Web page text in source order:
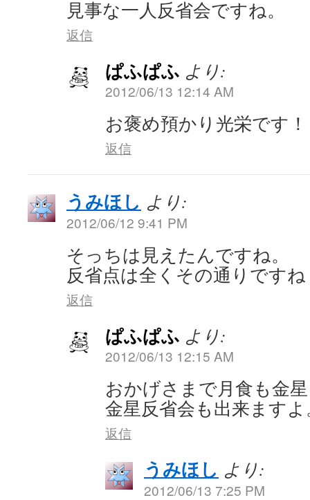
見事な一人反省会ですね。
返信
ぱふぱふ より:
2012/06/13 12:14 AM
お褒め預かり光栄です！
返信
うみほし より:
2012/06/12 9:41 PM
そっちは見えたんですね。
反省点は全くその通りです
返信
ぱふぱふ より:
2012/06/13 12:15 AM
おかげさまで月食も金
金星反省会も出来ます
返信
うみほし より:
2012/06/13 7:25 PM